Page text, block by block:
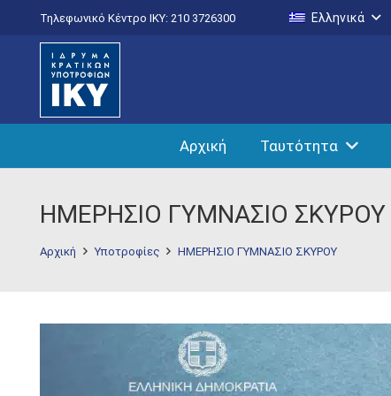
Τηλεφωνικό Κέντρο IKY: 210 3726300 Ελληνικά
Αρχική Ταυτότητα
ΗΜΕΡΗΣΙΟ ΓΥΜΝΑΣΙΟ ΣΚΥΡΟΥ
Αρχική Υποτροφίες ΗΜΕΡΗΣΙΟ ΓΥΜΝΑΣΙΟ ΣΚΥΡΟΥ